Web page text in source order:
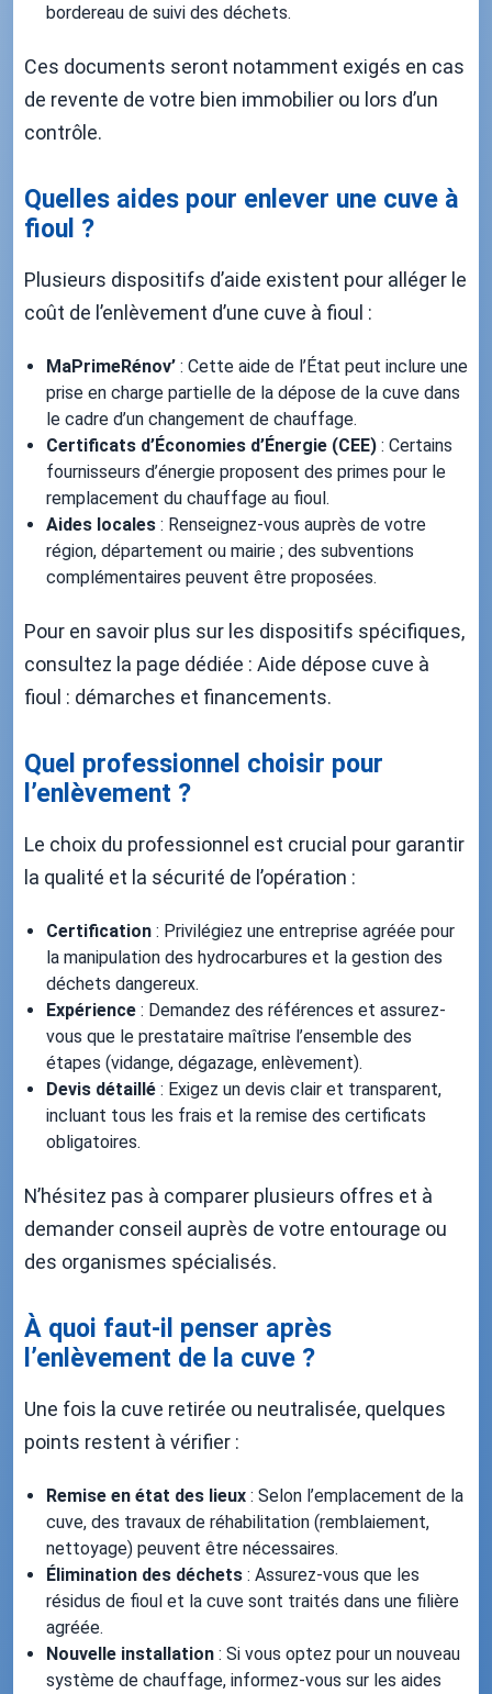
bordereau de suivi des déchets.
Ces documents seront notamment exigés en cas
de revente de votre bien immobilier ou lors d’un
contrôle.
Quelles aides pour enlever une cuve à
fioul ?
Plusieurs dispositifs d’aide existent pour alléger le
coût de l’enlèvement d’une cuve à fioul :
MaPrimeRénov’ : Cette aide de l’État peut inclure une
prise en charge partielle de la dépose de la cuve dans
le cadre d’un changement de chauffage.
Certificats d’Économies d’Énergie (CEE) : Certains
fournisseurs d’énergie proposent des primes pour le
remplacement du chauffage au fioul.
Aides locales : Renseignez-vous auprès de votre
région, département ou mairie ; des subventions
complémentaires peuvent être proposées.
Pour en savoir plus sur les dispositifs spécifiques,
consultez la page dédiée : Aide dépose cuve à
fioul : démarches et financements.
Quel professionnel choisir pour
l’enlèvement ?
Le choix du professionnel est crucial pour garantir
la qualité et la sécurité de l’opération :
Certification : Privilégiez une entreprise agréée pour
la manipulation des hydrocarbures et la gestion des
déchets dangereux.
Expérience : Demandez des références et assurez-
vous que le prestataire maîtrise l’ensemble des
étapes (vidange, dégazage, enlèvement).
Devis détaillé : Exigez un devis clair et transparent,
incluant tous les frais et la remise des certificats
obligatoires.
N’hésitez pas à comparer plusieurs offres et à
demander conseil auprès de votre entourage ou
des organismes spécialisés.
À quoi faut-il penser après
l’enlèvement de la cuve ?
Une fois la cuve retirée ou neutralisée, quelques
points restent à vérifier :
Remise en état des lieux : Selon l’emplacement de la
cuve, des travaux de réhabilitation (remblaiement,
nettoyage) peuvent être nécessaires.
Élimination des déchets : Assurez-vous que les
résidus de fioul et la cuve sont traités dans une filière
agréée.
Nouvelle installation : Si vous optez pour un nouveau
système de chauffage, informez-vous sur les aides